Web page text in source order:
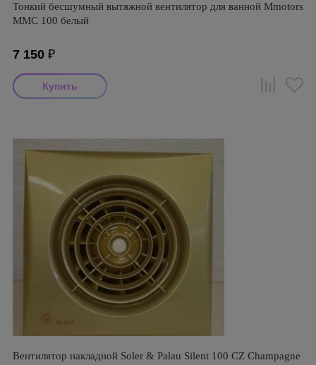
Тонкий бесшумный вытяжной вентилятор для ванной Mmotors
ММC 100 белый
7 150 ₽
Вентилятор накладной Soler & Palau Silent 100 CZ Champagne